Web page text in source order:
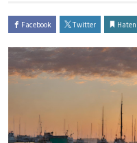
Facebook Twitter